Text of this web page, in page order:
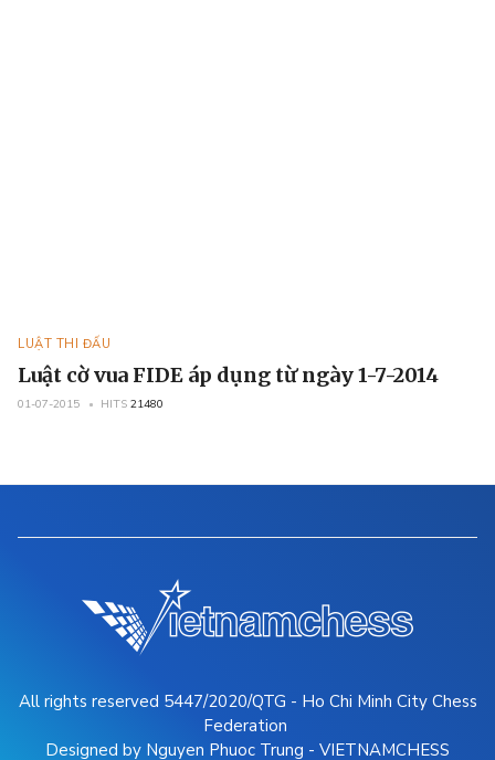
LUẬT THI ĐẤU
Luật cờ vua FIDE áp dụng từ ngày 1-7-2014
01-07-2015 HITS 21480
All rights reserved 5447/2020/QTG - Ho Chi Minh City Chess
Federation
Designed by Nguyen Phuoc Trung - VIETNAMCHESS